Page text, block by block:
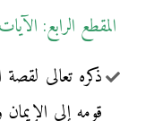
المقطع الرابع: الآيات: 20 –
ذكره تعالى
قومه إلى